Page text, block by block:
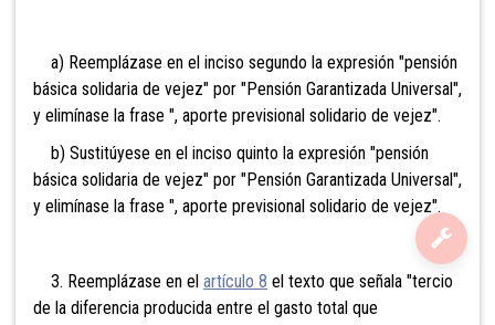
a) Reemplázase en el inciso segundo la expresión "pensión
básica solidaria de vejez" por "Pensión Garantizada Universal",
y elimínase la frase ", aporte previsional solidario de vejez".
b) Sustitúyese en el inciso quinto la expresión "pensión
básica solidaria de vejez" por "Pensión Garantizada Universal",
y elimínase la frase ", aporte previsional solidario de vejez".
3. Reemplázase en el artículo 8 el texto que señala "tercio
de la diferencia producida entre el gasto total que